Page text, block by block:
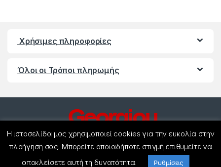
Χρήσιμες πληροφορίες
Όλοι οι Τρόποι πληρωμής
Έχετε ερωτήσεις ? Καλέστε
Η ιστοσελίδα μας χρησιμοποιεί cookies για την ευκολία στην
πλοήγηση σας. Μπορείτε οποιαδήποτε στιγμή επιθυμείτε να
αποκλείσετε αυτή τη δυνατότητα.
Ρυθμίσεις